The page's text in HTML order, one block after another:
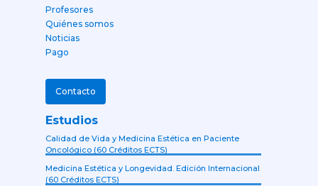
Profesores
Quiénes somos
Noticias
Pago
Contacto
Estudios
Calidad de Vida y Medicina Estética en Paciente
Oncológico (60 Créditos ECTS)
Medicina Estética y Longevidad. Edición Internacional
(60 Créditos ECTS)